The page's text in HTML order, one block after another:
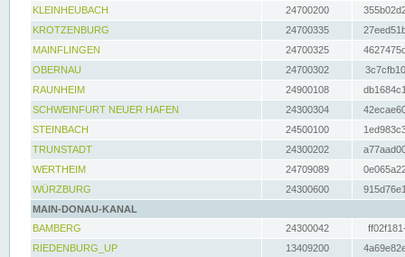
KLEINHEUBACH 24700200
KROTZENBURG
24700335
MAINFLINGEN
24700325
OBERNAU
24700302
RAUNHEIM
24900108
SCHWEINFURT NEUER HAFEN
24300304
STEINBACH
24500100
TRUNSTADT
24300202
WERTHEIM
24709089
WÜRZBURG
24300600
MAIN-DONAU-KANAL
BAMBERG
24300042
RIEDENBURG_UP
13409200